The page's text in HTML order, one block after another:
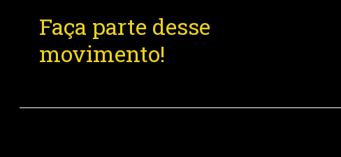
Faça parte desse
movimento!